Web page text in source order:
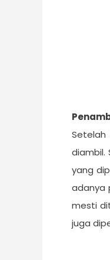
yang
adanya
mesti
juga